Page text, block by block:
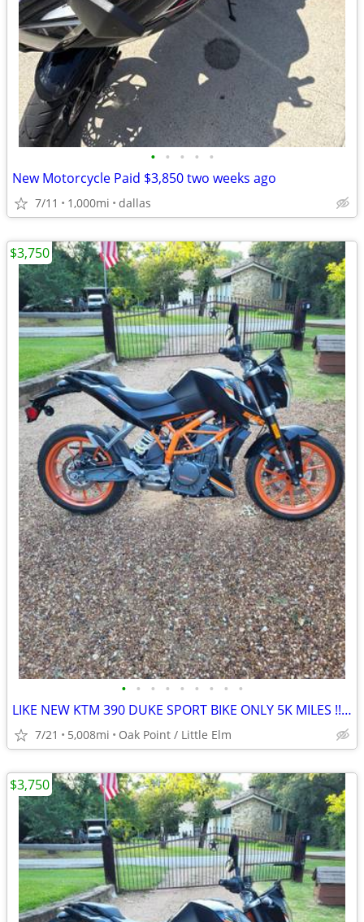
• • • • •
New Motorcycle Paid $3,850 two weeks ago
7/11 1,000mi dallas
• • • • • • • • •
LIKE NEW KTM 390 DUKE SPORT BIKE ONLY 5K MILES !!obo!!
7/21 5,008mi Oak Point / Little Elm
$3,750
$3,750